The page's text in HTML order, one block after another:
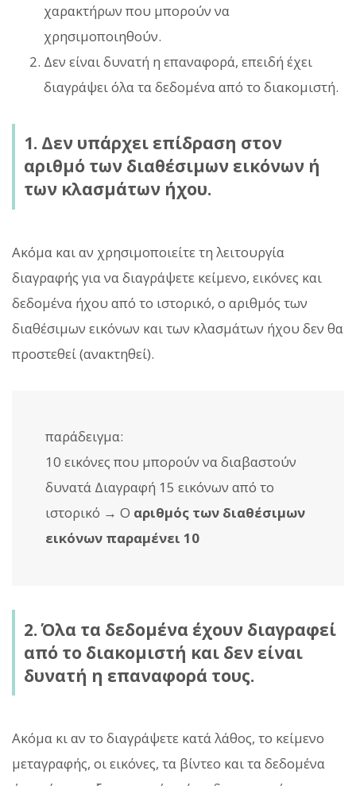
χαρακτήρων που μπορούν να
χρησιμοποιηθούν.
Δεν είναι δυνατή η επαναφορά, επειδή έχει
διαγράψει όλα τα δεδομένα από το διακομιστή.
1. Δεν υπάρχει επίδραση στον
αριθμό των διαθέσιμων εικόνων ή
των κλασμάτων ήχου.
Ακόμα και αν χρησιμοποιείτε τη λειτουργία
διαγραφής για να διαγράψετε κείμενο, εικόνες και
δεδομένα ήχου από το ιστορικό, ο αριθμός των
διαθέσιμων εικόνων και των κλασμάτων ήχου δεν θα
προστεθεί (ανακτηθεί).
παράδειγμα:
10 εικόνες που μπορούν να διαβαστούν
δυνατά Διαγραφή 15 εικόνων από το
ιστορικό → Ο αριθμός των διαθέσιμων
εικόνων παραμένει 10
2. Όλα τα δεδομένα έχουν διαγραφεί
από το διακομιστή και δεν είναι
δυνατή η επαναφορά τους.
Ακόμα κι αν το διαγράψετε κατά λάθος, το κείμενο
μεταγραφής, οι εικόνες, τα βίντεο και τα δεδομένα